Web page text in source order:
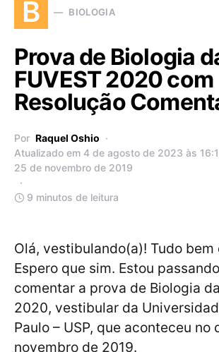
B BIOLOGIA
Prova de Biologia
FUVEST 2020 com
Resolução
Por Raquel Oshio
Atualizado em 4 de agosto de 2023 às
25 de novembro de 2019
9 minutos de leitura
Olá, vestibulando(a)! Tudo bem
Espero que sim. Estou
comentar a prova de Biologia
2020, vestibular da
Paulo – USP, que aconteceu no
novembro de 2019.